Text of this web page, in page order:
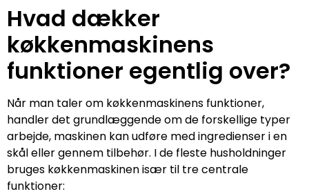
Hvad dækker
køkkenmaskinens
funktioner egentlig over?
Når man taler om køkkenmaskinens funktioner,
handler det grundlæggende om de forskellige typer
arbejde, maskinen kan udføre med ingredienser i en
skål eller gennem tilbehør. I de fleste husholdninger
bruges køkkenmaskinen især til tre centrale
funktioner: